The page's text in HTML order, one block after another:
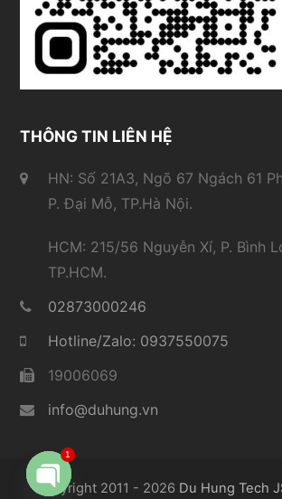
THÔNG TIN LIÊN HỆ
HN: Số 21A3, Ngõ 67 Ngách 61
P. Đại Mỗ, TP.Hà Nội.
HCM: 215/56 Nguyễn Xí, P. Bình
TP.HCM.
02873000246
Hotline/Zalo: 0937550075
19006069
info@duhung.vn
Copyright 2011 - 2026 Du Hung Tech
1